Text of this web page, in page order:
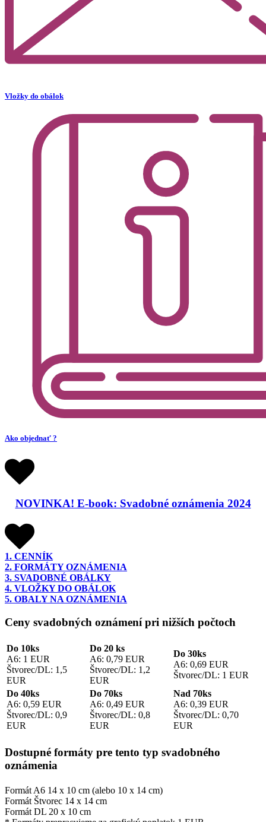
Vložky do obálok
Ako objednať ?
NOVINKA! E-book: Svadobné oznámenia 2024
1. CENNÍK
2. FORMÁTY OZNÁMENIA
3. SVADOBNÉ OBÁLKY
4. VLOŽKY DO OBÁLOK
5. OBALY NA OZNÁMENIA
Ceny svadobných oznámení pri nižších počtoch
Do 10ks
A6: 1 EUR
Štvorec/DL: 1,5
EUR
Do 20 ks
A6: 0,79 EUR
Štvorec/DL: 1,2
EUR
Do 30ks
A6: 0,69 EUR
Štvorec/DL: 1 EUR
Do 40ks
A6: 0,59 EUR
Štvorec/DL: 0,9
EUR
Do 70ks
A6: 0,49 EUR
Štvorec/DL: 0,8
EUR
Nad 70ks
A6: 0,39 EUR
Štvorec/DL: 0,70
EUR
Dostupné formáty pre tento typ svadobného
oznámenia
Formát A6 14 x 10 cm (alebo 10 x 14 cm)
Formát Štvorec 14 x 14 cm
Formát DL 20 x 10 cm